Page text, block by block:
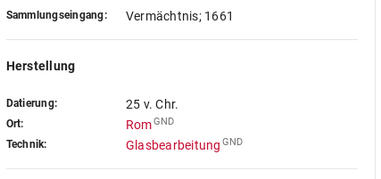
Sammlungseingang: Vermächtnis; 1661
Herstellung
Datierung: 25 v. Chr.
Ort: RomGND
Technik: Glasbearbeitung GND